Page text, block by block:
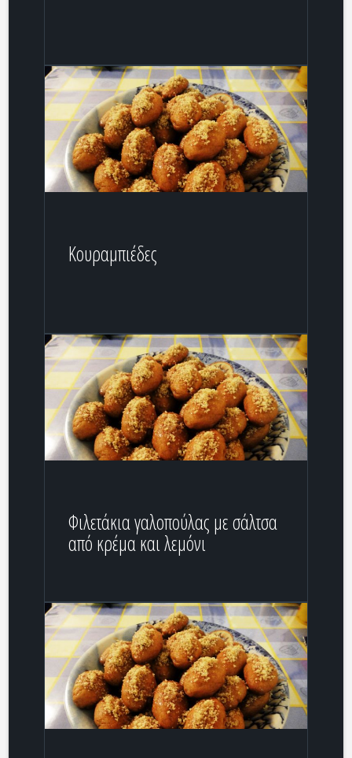
Κουραμπιέδες
Φιλετάκια γαλοπούλας με σάλτσα
από κρέμα και λεμόνι